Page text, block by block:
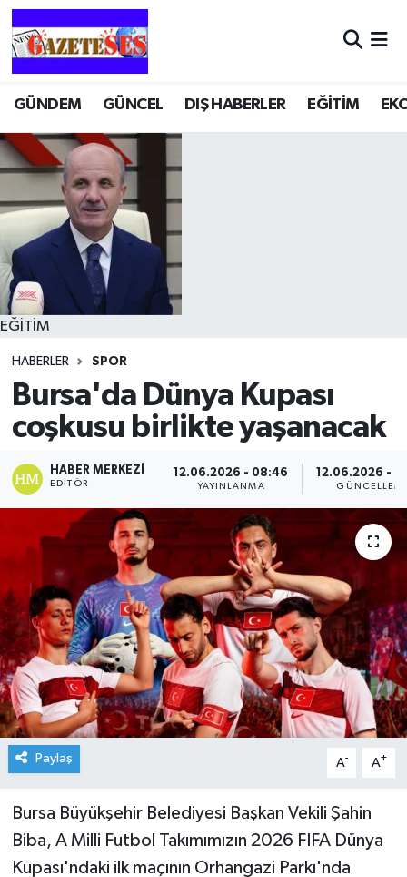
GÜNDEM GÜNCEL DIŞ HABERLER EĞİTİM
EĞİTİM
HABERLER SPOR
Bursa'da Dünya Kupası
coşkusu birlikte yaşanacak
HABER MERKEZI
EDITÖR
12.06.2026 - 08:46
YAYINLANMA
12.06.2026 -
Paylaş A- A+
Bursa Büyükşehir Belediyesi Başkan Vekili Şahin
Biba, A Milli Futbol Takımımızın 2026 FIFA Dünya
Kupası'ndaki ilk maçının Orhangazi Parkı'nda